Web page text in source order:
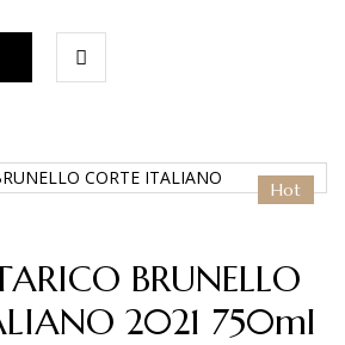
Hot
BRUNELLO
2021 750ml